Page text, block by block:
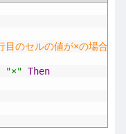
のセルの値が×の場合に
"×" Then